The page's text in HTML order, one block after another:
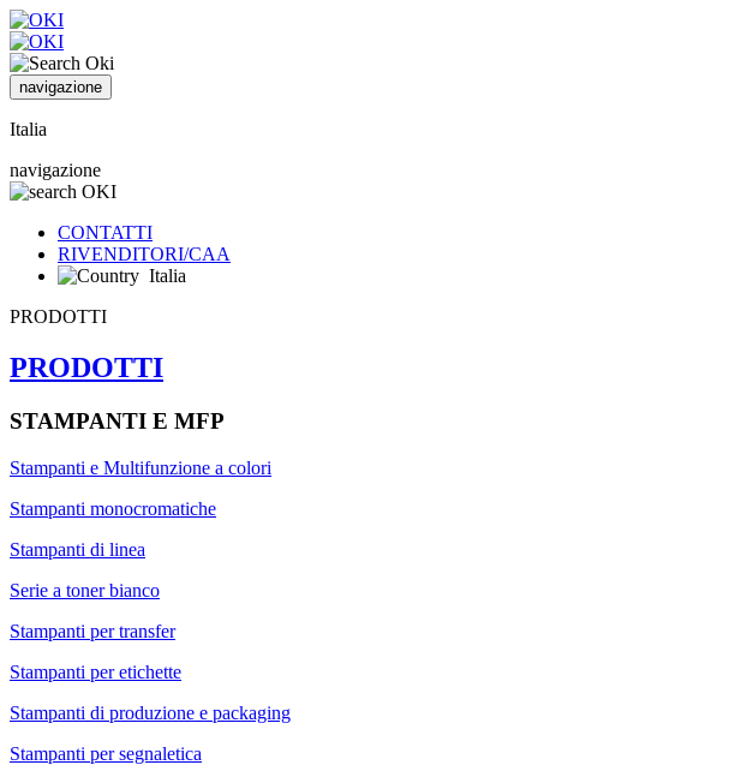
navigazione
Italia
navigazione
CONTATTI
RIVENDITORI/CAA
Italia
PRODOTTI
PRODOTTI
STAMPANTI E MFP
Stampanti e Multifunzione a colori
Stampanti monocromatiche
Stampanti di linea
Serie a toner bianco
Stampanti per transfer
Stampanti per etichette
Stampanti di produzione e packaging
Stampanti per segnaletica